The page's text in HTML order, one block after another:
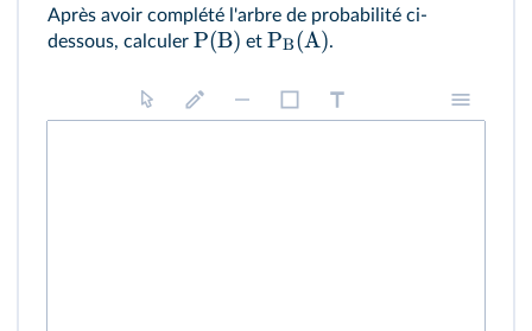
Après avoir complété l'arbre de probabilité ci-
dessous, calculer P(B) et PB(A).